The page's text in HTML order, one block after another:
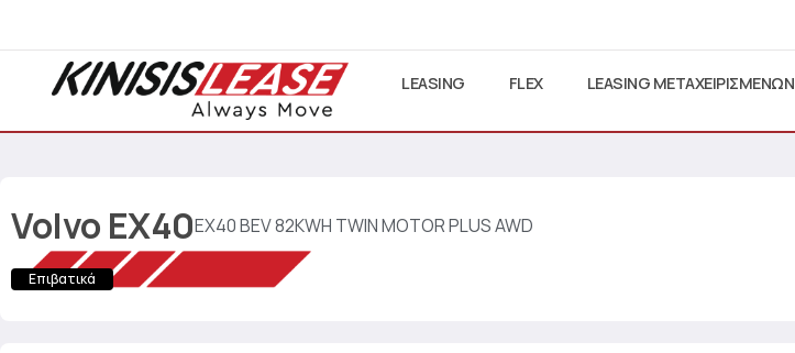
LEASING FLEX LEASING ΜΕΤΑΧΕΙΡΙΣΜΕΝΩΝ
Volvo EX40EX40 BEV 82KWH TWIN MOTOR PLUS AWD
Επιβατικά